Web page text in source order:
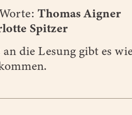
Thomas Aigner
Spitzer
die Lesung gibt es